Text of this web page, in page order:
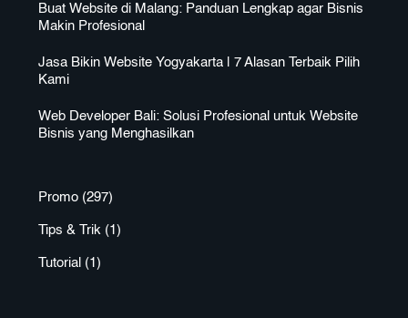
Buat Website di Malang: Panduan Lengkap agar Bisnis
Makin Profesional
Jasa Bikin Website Yogyakarta | 7 Alasan Terbaik Pilih
Kami
Web Developer Bali: Solusi Profesional untuk Website
Bisnis yang Menghasilkan
Promo (297)
Tips & Trik (1)
Tutorial (1)